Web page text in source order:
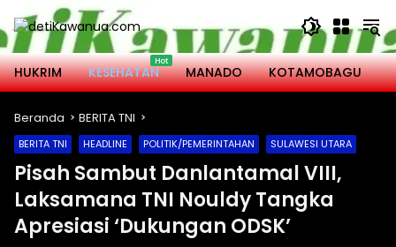
Langsung
ke
konten
HUKRIM
KESEHATAN MANADO KOTAMOBAGU
Beranda BERITA TNI
BERITA TNI HEADLINE POLITIK/PEMERINTAHAN SULAWESI UTARA
Pisah Sambut Danlantamal VIII,
Laksamana TNI Nouldy Tangka
Apresiasi ‘Dukungan ODSK’